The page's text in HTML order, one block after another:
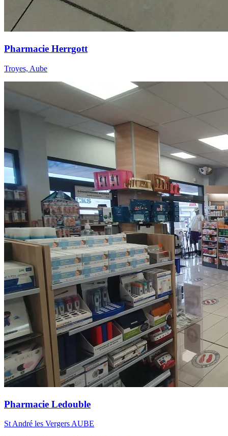
Pharmacie Herrgott
Troyes, Aube
Pharmacie Ledouble
St André les Vergers AUBE